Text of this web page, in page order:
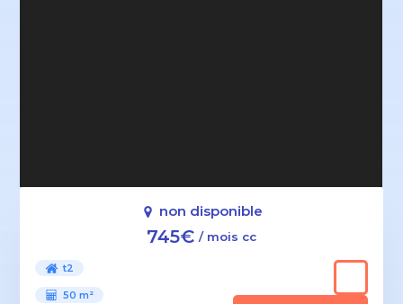
non disponible
745€ / mois cc
t2
50 m²